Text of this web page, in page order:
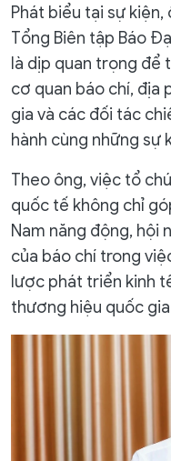
Phát biểu tại sự kiện,
Tổng Biên tập Báo
là dịp quan trọng để
cơ quan báo chí, địa
gia và các đối tác
hành cùng những sự
Theo ông, việc tổ
quốc tế không chỉ
Nam năng động, hội
của báo chí trong
lược phát triển kinh
thương hiệu quốc